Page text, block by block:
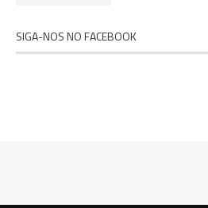
SIGA-NOS NO FACEBOOK